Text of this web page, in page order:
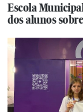
Escola
dos alunos